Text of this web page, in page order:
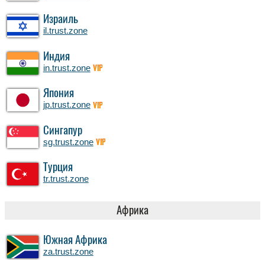
Израиль
il.trust.zone
Индия
in.trust.zone VIP
Япония
jp.trust.zone VIP
Сингапур
sg.trust.zone VIP
Турция
tr.trust.zone
Африка
Южная Африка
za.trust.zone